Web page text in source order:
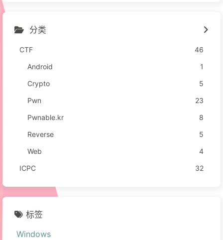
分类
CTF
46
Android
1
Crypto
5
Pwn
23
Pwnable.kr
8
Reverse
5
Web
4
ICPC
32
标签
Windows